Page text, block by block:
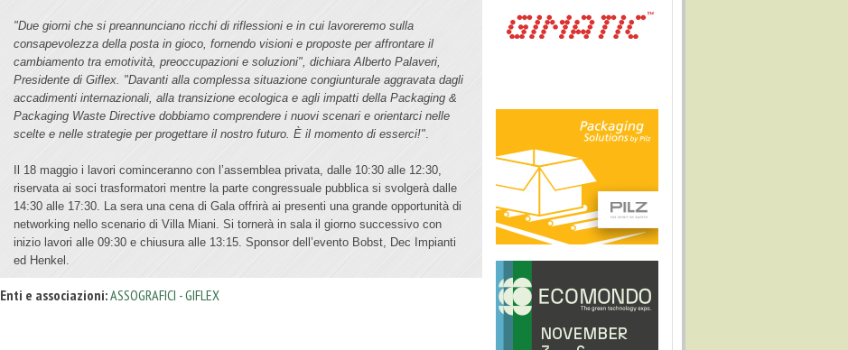
"Due giorni che si preannunciano ricchi di riflessioni e in cui lavoreremo sulla
consapevolezza della posta in gioco, fornendo visioni e proposte per affrontare il
cambiamento tra emotività, preoccupazioni e soluzioni", dichiara Alberto Palaveri,
Presidente di Giflex. "Davanti alla complessa situazione congiunturale aggravata dagli
accadimenti internazionali, alla transizione ecologica e agli impatti della Packaging &
Packaging Waste Directive dobbiamo comprendere i nuovi scenari e orientarci nelle
scelte e nelle strategie per progettare il nostro futuro. È il momento di esserci!".
Il 18 maggio i lavori cominceranno con l’assemblea privata, dalle 10:30 alle 12:30,
riservata ai soci trasformatori mentre la parte congressuale pubblica si svolgerà dalle
14:30 alle 17:30. La sera una cena di Gala offrirà ai presenti una grande opportunità di
networking nello scenario di Villa Miani. Si tornerà in sala il giorno successivo con
inizio lavori alle 09:30 e chiusura alle 13:15. Sponsor dell’evento Bobst, Dec Impianti
ed Henkel.
Enti e associazioni:ASSOGRAFICI - GIFLEX